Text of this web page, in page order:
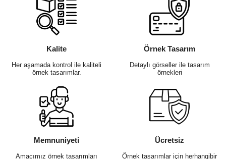
Kalite
Her aşamada kontrol ile kaliteli
örnek tasarımlar.
Örnek Tasarım
Detaylı görseller ile tasarım
örnekleri
Memnuniyeti
Amacımız örnek tasarımları
Ücretsiz
Örnek tasarımlar için herhangibir